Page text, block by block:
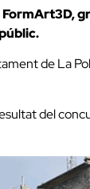
de La
del